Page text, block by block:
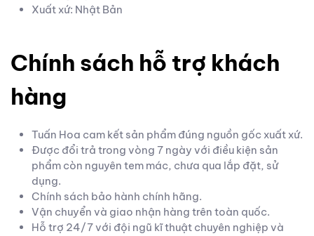
Xuất xứ: Nhật Bản
Chính sách hỗ trợ khách
hàng
Tuấn Hoa cam kết sản phẩm đúng nguồn gốc xuất xứ.
Được đổi trả trong vòng 7 ngày với điều kiện sản
phẩm còn nguyên tem mác, chưa qua lắp đặt, sử
dụng.
Chính sách bảo hành chính hãng.
Vận chuyển và giao nhận hàng trên toàn quốc.
Hỗ trợ 24/7 với đội ngũ kĩ thuật chuyên nghiệp và